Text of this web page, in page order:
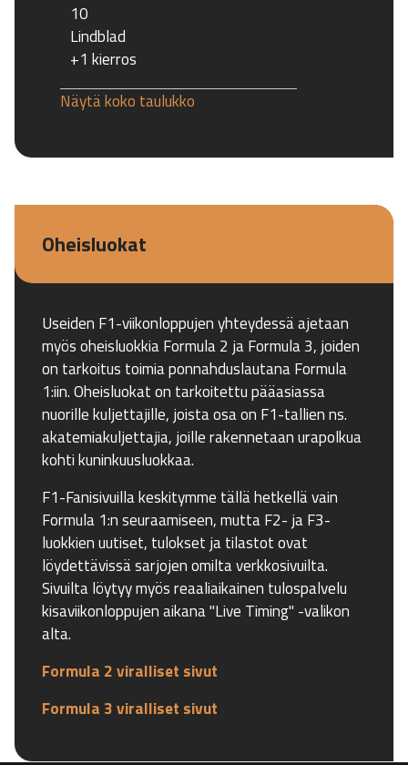
10
Lindblad
+1 kierros
Näytä koko taulukko
Oheisluokat
Useiden F1-viikonloppujen yhteydessä ajetaan
myös oheisluokkia Formula 2 ja Formula 3, joiden
on tarkoitus toimia ponnahduslautana Formula
1:iin. Oheisluokat on tarkoitettu pääasiassa
nuorille kuljettajille, joista osa on F1-tallien ns.
akatemiakuljettajia, joille rakennetaan urapolkua
kohti kuninkuusluokkaa.
F1-Fanisivuilla keskitymme tällä hetkellä vain
Formula 1:n seuraamiseen, mutta F2- ja F3-
luokkien uutiset, tulokset ja tilastot ovat
löydettävissä sarjojen omilta verkkosivuilta.
Sivuilta löytyy myös reaaliaikainen tulospalvelu
kisaviikonloppujen aikana "Live Timing" -valikon
alta.
Formula 2 viralliset sivut
Formula 3 viralliset sivut